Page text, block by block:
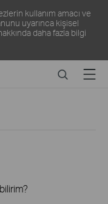
kullanım amacı ve
uyarınca kişisel
daha fazla bilgi
SearchMenu